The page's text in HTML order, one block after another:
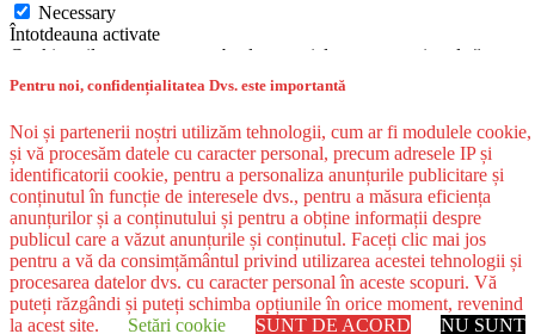
Pentru noi, confidențialitatea Dvs. este importantă
Noi și partenerii noștri utilizăm tehnologii, cum ar fi modulele cookie,
și vă procesăm datele cu caracter personal, precum adresele IP și
identificatorii cookie, pentru a personaliza anunțurile publicitare și
conținutul în funcție de interesele dvs., pentru a măsura eficiența
anunțurilor și a conținutului și pentru a obține informații despre
publicul care a văzut anunțurile și conținutul. Faceți clic mai jos
pentru a vă da consimțământul privind utilizarea acestei tehnologii și
procesarea datelor dvs. cu caracter personal în aceste scopuri. Vă
puteți răzgândi și puteți schimba opțiunile în orice moment, revenind
la acest site.
Setări cookie SUNT DE ACORD NU SUNT
Necessary
Întotdeauna activate
Cookie-urile necesare sunt absolut esențiale pentru ca site-ul să
funcționeze corect. Această categorie include numai cookie-uri care
asigură funcționalități de bază și caracteristici de securitate ale site-
Non-necessary
Non-necessary
Orice cookie-uri care nu pot fi deosebit de necesare pentru
funcționarea site-ului web și sunt utilizate special pentru colectarea
datelor cu caracter personal ale utilizatorului prin intermediul
analizelor, anunțurilor și al altor conținuturi încorporate sunt
denumite cookie-uri inutile. Este obligatoriu să obțineți
consimțământul utilizatorului înainte de a rula aceste cookie-uri pe
site-ul dvs. web.